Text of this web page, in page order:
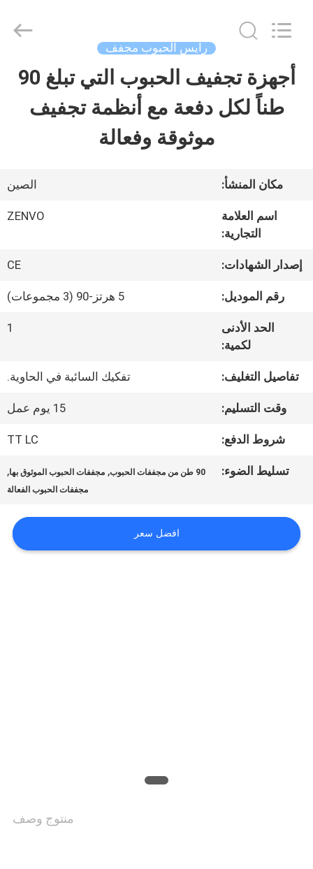
منزل،
بيت
معلومات
جولة
مراقبة
الجودة
اتصل
ZENVO
TECHNOLOGY
Reserved.
رايس الحبوب مجفف
أجهزة تجفيف الحبوب التي تبلغ 90
طناً لكل دفعة مع أنظمة تجفيف
موثوقة وفعالة
مكان المنشأ: الصين
اسم العلامة
التجارية:
ZENVO
إصدار الشهادات: CE
رقم الموديل: 5 هرتز-90 (3 مجموعات)
الحد الأدنى
لكمية:
1
تفاصيل التغليف: تفكيك السائبة في الحاوية.
وقت التسليم: 15 يوم عمل
شروط الدفع: TT LC
تسليط الضوء: 90 طن من مجففات الحبوب , مجففات الحبوب الموثوق بها,
مجففات الحبوب الفعالة
افضل سعر
منتوج وصف